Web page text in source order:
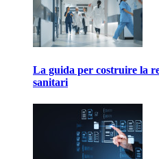
La guida per costruire la
sanitari